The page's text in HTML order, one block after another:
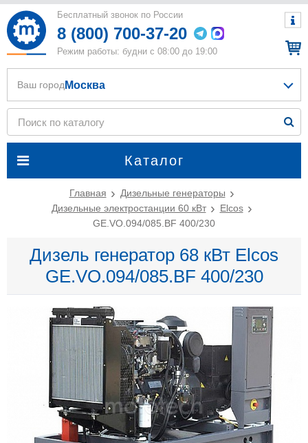
Бесплатный звонок по России
8 (800) 700-37-20
Режим работы: будни с 08:00 до 19:00
Каталог
Ваш город Москва
Главная
Дизельные генераторы
Дизельные электростанции 60 кВт
Elcos
GE.VO.094/085.BF 400/230
Дизель генератор 68 кВт Elcos
GE.VO.094/085.BF 400/230